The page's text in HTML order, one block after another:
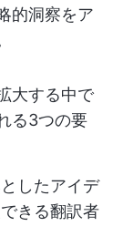
的洞察をア
大する中で
る3つの要
したアイデ
きる翻訳者